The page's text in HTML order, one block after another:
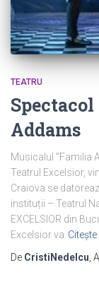
TEATRU
Addams
Musicalul ”Familia
Teatrul Excelsior,
Craiova se
instituții – Teatrul
EXCELSIOR din
Excelsior va
De CristiNedelcu ,